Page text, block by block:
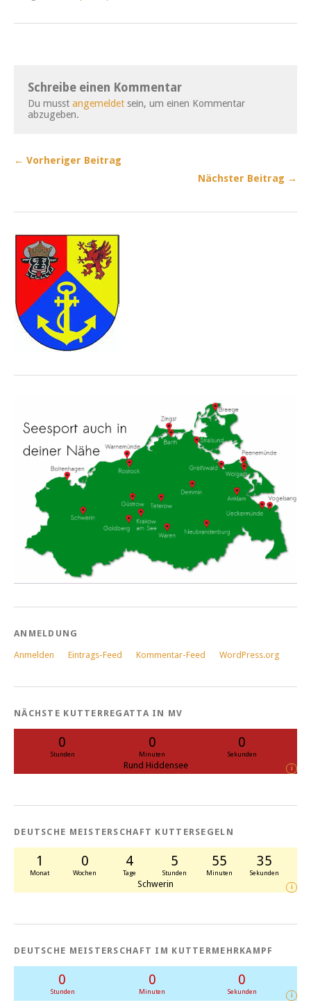
Schreibe einen Kommentar
Du musst angemeldet sein, um einen Kommentar
abzugeben.
← Vorheriger Beitrag
Nächster Beitrag →
ANMELDUNG
Anmelden Eintrags-Feed Kommentar-Feed WordPress.org
NÄCHSTE KUTTERREGATTA IN MV
0
Stunden
0
Minuten
0
Sekunden
Rund Hiddensee i
DEUTSCHE MEISTERSCHAFT KUTTERSEGELN
1
Monat
0
Wochen
4
Tage
5
Stunden
55
Minuten
35
Sekunden
Schwerin i
DEUTSCHE MEISTERSCHAFT IM KUTTERMEHRKAMPF
0
Stunden
0
Minuten
0
Sekunden i